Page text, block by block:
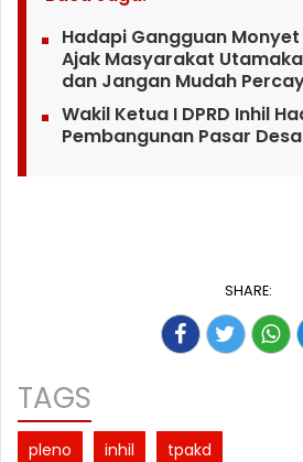
Hadapi Gangguan Monyet
Ajak Masyarakat
dan Jangan Mudah
Wakil Ketua I DPRD Inhil
Pembangunan Pasar
SHARE:
TAGS
pleno inhil tpakd